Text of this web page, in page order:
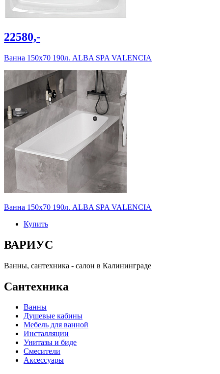
22580,-
Ванна 150х70 190л. ALBA SPA VALENCIA
Ванна 150х70 190л. ALBA SPA VALENCIA
Купить
ВАРИУС
Ванны, сантехника - салон в Калининграде
Сантехника
Ванны
Душевые кабины
Мебель для ванной
Инсталляции
Унитазы и биде
Смесители
Аксессуары